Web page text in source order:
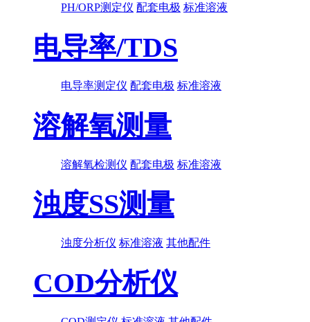
PH/ORP测定仪 配套电极 标准溶液
电导率/TDS
电导率测定仪 配套电极 标准溶液
溶解氧测量
溶解氧检测仪 配套电极 标准溶液
浊度SS测量
浊度分析仪 标准溶液 其他配件
COD分析仪